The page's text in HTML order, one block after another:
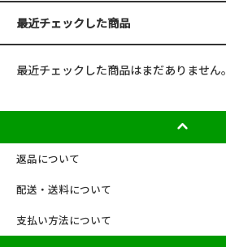
最近チェックした商品
最近チェックした商品はまだありません。
返品について
配送・送料について
支払い方法について